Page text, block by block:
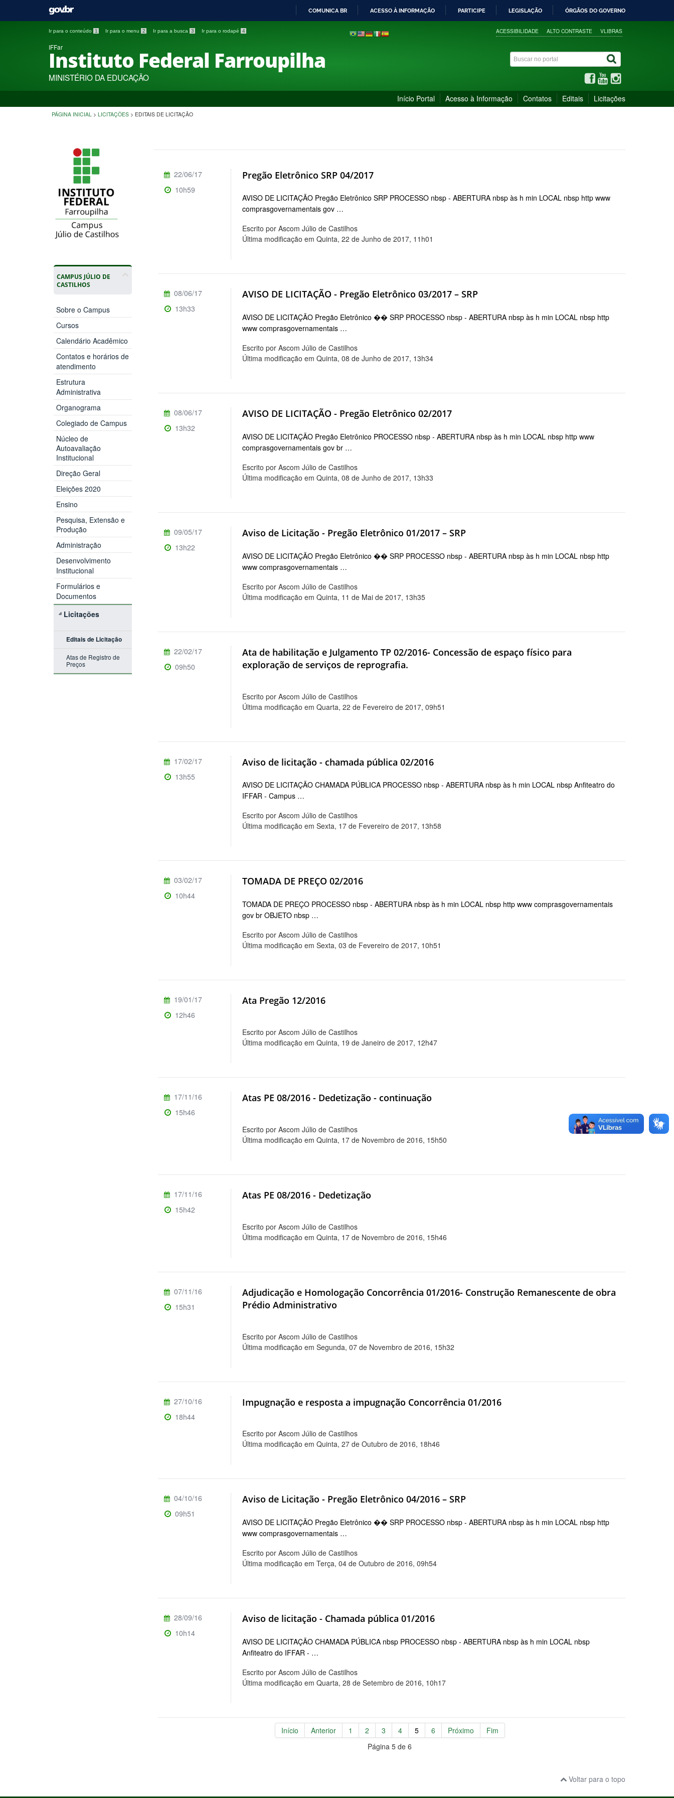
PARA
COMUNICA BR ACESSO À INFORMAÇÃO PARTICIPE LEGISLAÇÃO ÓRGÃOS DO GOVERNO
Ir para o conteúdo 1 Ir para o menu 2 Ir para a busca 3 Ir para o rodapé 4 ACESSIBILIDADE ALTO CONTRASTE VLIBRAS
IFFar
Instituto Federal Farroupilha
MINISTÉRIO DA EDUCAÇÃO
Início Portal Acesso à Informação Contatos Editais Licitações
PÁGINA INICIAL > LICITAÇÕES > EDITAIS DE LICITAÇÃO
CAMPUS JÚLIO DE
CASTILHOS
Sobre o Campus
Cursos
Calendário Acadêmico
Contatos e horários de
atendimento
Estrutura
Administrativa
Organograma
Colegiado de Campus
Núcleo de
Autoavaliação
Institucional
Direção Geral
Eleições 2020
Ensino
Pesquisa, Extensão e
Produção
Administração
Desenvolvimento
Institucional
Formulários e
Documentos
Licitações
Editais de Licitação
Atas de Registro de
Preços
Pregão Eletrônico SRP 04/2017
AVISO DE LICITAÇÃO Pregão Eletrônico SRP PROCESSO nbsp - ABERTURA nbsp às h min LOCAL nbsp http www
comprasgovernamentais gov …
Escrito por Ascom Júlio de Castilhos
Última modificação em Quinta, 22 de Junho de 2017, 11h01
22/06/17
10h59
AVISO DE LICITAÇÃO - Pregão Eletrônico 03/2017 – SRP
AVISO DE LICITAÇÃO Pregão Eletrônico �� SRP PROCESSO nbsp - ABERTURA nbsp às h min LOCAL nbsp http
www comprasgovernamentais …
Escrito por Ascom Júlio de Castilhos
Última modificação em Quinta, 08 de Junho de 2017, 13h34
08/06/17
13h33
AVISO DE LICITAÇÃO - Pregão Eletrônico 02/2017
AVISO DE LICITAÇÃO Pregão Eletrônico PROCESSO nbsp - ABERTURA nbsp às h min LOCAL nbsp http www
comprasgovernamentais gov br …
Escrito por Ascom Júlio de Castilhos
Última modificação em Quinta, 08 de Junho de 2017, 13h33
08/06/17
13h32
Aviso de Licitação - Pregão Eletrônico 01/2017 – SRP
AVISO DE LICITAÇÃO Pregão Eletrônico �� SRP PROCESSO nbsp - ABERTURA nbsp às h min LOCAL nbsp http
www comprasgovernamentais …
Escrito por Ascom Júlio de Castilhos
Última modificação em Quinta, 11 de Mai de 2017, 13h35
09/05/17
13h22
Ata de habilitação e Julgamento TP 02/2016- Concessão de espaço físico para
exploração de serviços de reprografia.
Escrito por Ascom Júlio de Castilhos
Última modificação em Quarta, 22 de Fevereiro de 2017, 09h51
22/02/17
09h50
Aviso de licitação - chamada pública 02/2016
AVISO DE LICITAÇÃO CHAMADA PÚBLICA PROCESSO nbsp - ABERTURA nbsp às h min LOCAL nbsp Anfiteatro do
IFFAR - Campus …
Escrito por Ascom Júlio de Castilhos
Última modificação em Sexta, 17 de Fevereiro de 2017, 13h58
17/02/17
13h55
TOMADA DE PREÇO 02/2016
TOMADA DE PREÇO PROCESSO nbsp - ABERTURA nbsp às h min LOCAL nbsp http www comprasgovernamentais
gov br OBJETO nbsp …
Escrito por Ascom Júlio de Castilhos
Última modificação em Sexta, 03 de Fevereiro de 2017, 10h51
03/02/17
10h44
Ata Pregão 12/2016
Escrito por Ascom Júlio de Castilhos
Última modificação em Quinta, 19 de Janeiro de 2017, 12h47
19/01/17
12h46
Atas PE 08/2016 - Dedetização - continuação
Escrito por Ascom Júlio de Castilhos
Última modificação em Quinta, 17 de Novembro de 2016, 15h50
17/11/16
15h46
Atas PE 08/2016 - Dedetização
Escrito por Ascom Júlio de Castilhos
Última modificação em Quinta, 17 de Novembro de 2016, 15h46
17/11/16
15h42
Adjudicação e Homologação Concorrência 01/2016- Construção Remanescente de obra
Prédio Administrativo
Escrito por Ascom Júlio de Castilhos
Última modificação em Segunda, 07 de Novembro de 2016, 15h32
07/11/16
15h31
Impugnação e resposta a impugnação Concorrência 01/2016
Escrito por Ascom Júlio de Castilhos
Última modificação em Quinta, 27 de Outubro de 2016, 18h46
27/10/16
18h44
Aviso de Licitação - Pregão Eletrônico 04/2016 – SRP
AVISO DE LICITAÇÃO Pregão Eletrônico �� SRP PROCESSO nbsp - ABERTURA nbsp às h min LOCAL nbsp http
www comprasgovernamentais …
Escrito por Ascom Júlio de Castilhos
Última modificação em Terça, 04 de Outubro de 2016, 09h54
04/10/16
09h51
Aviso de licitação - Chamada pública 01/2016
AVISO DE LICITAÇÃO CHAMADA PÚBLICA nbsp PROCESSO nbsp - ABERTURA nbsp às h min LOCAL nbsp
Anfiteatro do IFFAR - …
Escrito por Ascom Júlio de Castilhos
Última modificação em Quarta, 28 de Setembro de 2016, 10h17
28/09/16
10h14
Início Anterior 1 2 3 4 5 6 Próximo
Fim
Página 5 de 6
Voltar para o topo